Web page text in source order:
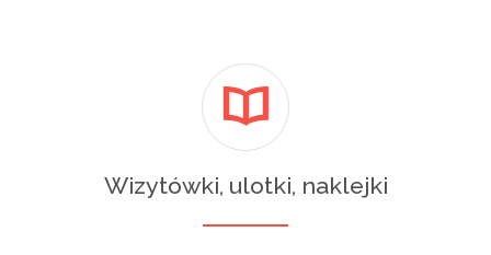
Wizytówki, ulotki, naklejki